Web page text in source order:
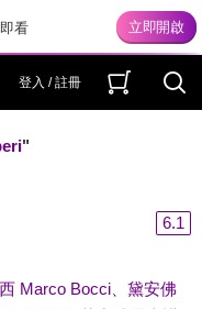
看
登入 / 註冊
"
6.1
Marco Bocci、 黛安佛